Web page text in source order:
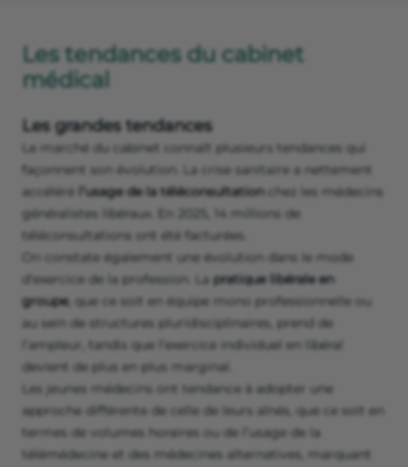
Les tendances du cabinet
médical
Les grandes tendances
Le marché du cabinet connaît plusieurs tendances qui
façonnent son évolution. La crise sanitaire a nettement
accéléré
l’usage de la téléconsultation
chez les médecins
généralistes libéraux. En 2025, 14 millions de
téléconsultations ont été facturées.
On constate également une évolution dans le mode
d’exercice de la profession. La pratique libérale en
groupe, que ce soit en équipe mono professionnelle ou
au sein de structures pluridisciplinaires, prend de
l’ampleur, tandis que l’exercice individuel en libéral
devient de plus en plus marginal.
Les jeunes médecins ont tendance à adopter une
approche différente de celle de leurs aînés, que ce soit en
termes de volumes horaires ou de l’usage de la
télémédecine et des médecines alternatives, marquant